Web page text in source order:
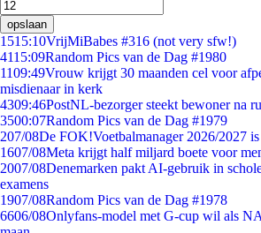
opslaan
1515:10VrijMiBabes #316 (not very sfw!)
4115:09Random Pics van de Dag #1980
1109:49Vrouw krijgt 30 maanden cel voor
misdienaar in kerk
4309:46PostNL-bezorger steekt bewoner na
3500:07Random Pics van de Dag #1979
207/08De FOK!Voetbalmanager 2026/2027 is
1607/08Meta krijgt half miljard boete voor
2007/08Denemarken pakt AI-gebruik in
examens
1907/08Random Pics van de Dag #1978
6606/08Onlyfans-model met G-cup wil als